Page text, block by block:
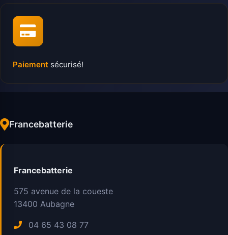
Paiement sécurisé!
Francebatterie
Francebatterie
575 avenue de la coueste
13400 Aubagne
04 65 43 08 77